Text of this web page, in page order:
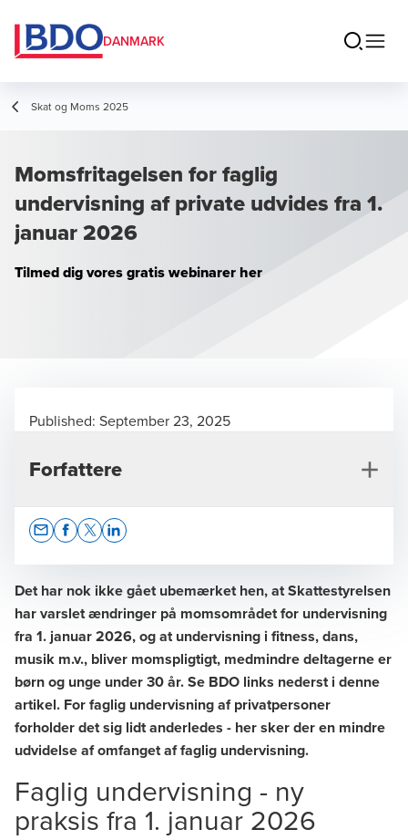
DANMARK
Skat og Moms 2025
Momsfritagelsen for faglig
undervisning af private udvides fra 1.
januar 2026
Tilmed dig vores gratis webinarer her
Det har nok ikke gået ubemærket hen, at Skattestyrelsen
har varslet ændringer på momsområdet for undervisning
fra 1. januar 2026, og at undervisning i fitness, dans,
musik m.v., bliver momspligtigt, medmindre deltagerne er
børn og unge under 30 år. Se BDO links nederst i denne
artikel. For faglig undervisning af privatpersoner
forholder det sig lidt anderledes - her sker der en mindre
udvidelse af omfanget af faglig undervisning.
Faglig undervisning - ny
praksis fra 1. januar 2026
Published: September 23, 2025
Forfattere
Erik N. Sørensen
Senior Manager, Indirect Tax
Lone Ravnholt Jensen